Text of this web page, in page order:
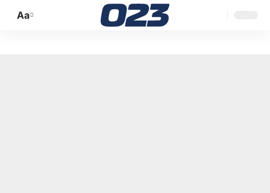
Promijeni
Aa